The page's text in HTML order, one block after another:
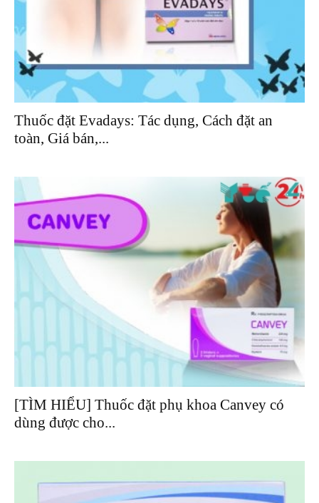
Thuốc đặt Evadays: Tác dụng, Cách đặt an
toàn, Giá bán,...
[TÌM HIỂU] Thuốc đặt phụ khoa Canvey có
dùng được cho...